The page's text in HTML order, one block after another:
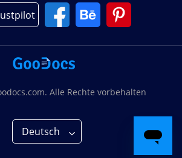
Alle Rechte vorbehalten
Deutsch